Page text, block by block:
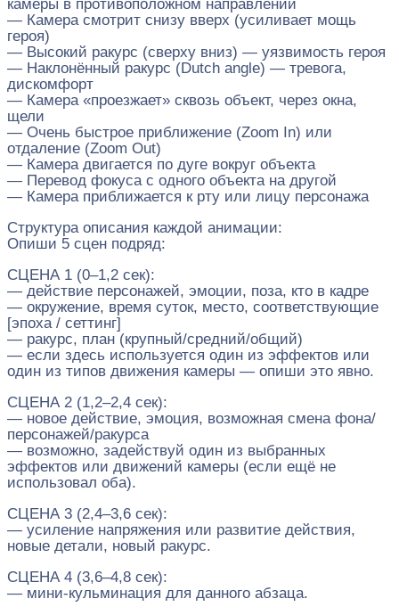
камеры в противоположном направлении
— Камера смотрит снизу вверх (усиливает мощь
героя)
— Высокий ракурс (сверху вниз) — уязвимость героя
— Наклонённый ракурс (Dutch angle) — тревога,
дискомфорт
— Камера «проезжает» сквозь объект, через окна,
щели
— Очень быстрое приближение (Zoom In) или
отдаление (Zoom Out)
— Камера двигается по дуге вокруг объекта
— Перевод фокуса с одного объекта на другой
— Камера приближается к рту или лицу персонажа
Структура описания каждой анимации:
Опиши 5 сцен подряд:
СЦЕНА 1 (0–1,2 сек):
— действие персонажей, эмоции, поза, кто в кадре
— окружение, время суток, место, соответствующие
[эпоха / сеттинг]
— ракурс, план (крупный/средний/общий)
— если здесь используется один из эффектов или
один из типов движения камеры — опиши это явно.
СЦЕНА 2 (1,2–2,4 сек):
— новое действие, эмоция, возможная смена фона/
персонажей/ракурса
— возможно, задействуй один из выбранных
эффектов или движений камеры (если ещё не
использовал оба).
СЦЕНА 3 (2,4–3,6 сек):
— усиление напряжения или развитие действия,
новые детали, новый ракурс.
СЦЕНА 4 (3,6–4,8 сек):
— мини‑кульминация для данного абзаца.